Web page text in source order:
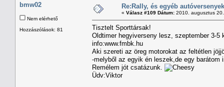
bmw02
Nem elérhető
Hozzászólások: 81
Re:Rally, és egyéb autóversenyek
« Válasz #109 Dátum: 2010. augusztus
Tisztelt Sporttársak!
Oldtimer hegyiverseny lesz, szeptember 3-
info:www.fmbk.hu
Aki szereti az öreg motorokat az feltétlen
-melyből az egyik én leszek,de egy
Remélem jót csatázunk.
Üdv:Viktor